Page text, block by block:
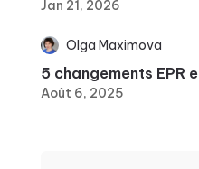
Jan 21, 2026
Olga Maximova
5 changements EPR
Août 6, 2025